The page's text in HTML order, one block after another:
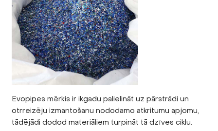
Evopipes mērķis ir ikgadu palielināt uz pārstrādi un
otrreizēju izmantošanu nododamo atkritumu apjomu,
tādējādi dodod materiāliem turpināt tā dzīves ciklu.